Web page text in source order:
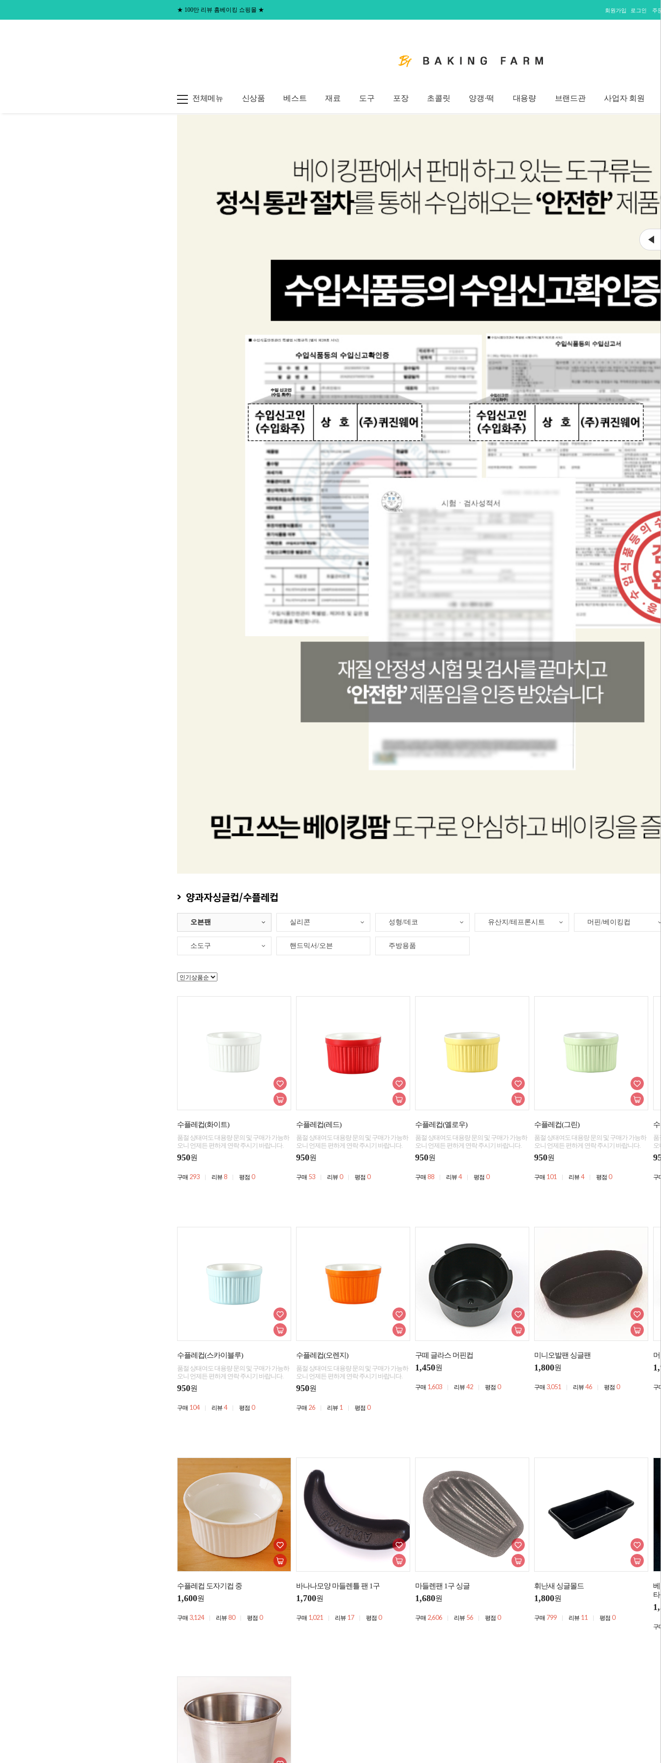
★ 100만 리뷰 홈베이킹 쇼핑몰 ★ 회원가입 로그인 주
전체메뉴 신상품 베스트 재료 도구 포장 초콜릿 양갱·떡 대용량 브랜드관 사업자 회원
양과자싱글컵/수플레컵
오븐팬 실리콘 성형/데코 유산지/테프론시트 머핀/베이킹컵
소도구 핸드믹서/오븐 주방용품
수플레컵(화이트)
품절 상태여도 대용량 문의 및 구매가 가능하
오니 언제든 편하게 연락 주시기 바랍니다.
950원
구매 293 리뷰 8 평점 0
수플레컵(레드)
품절 상태여도 대용량 문의 및 구매가 가능하
오니 언제든 편하게 연락 주시기 바랍니다.
950원
구매 53 리뷰 0 평점 0
수플레컵(옐로우)
품절 상태여도 대용량 문의 및 구매가 가능하
오니 언제든 편하게 연락 주시기 바랍니다.
950원
구매 88 리뷰 4 평점 0
수플레컵(그린)
품절 상태여도 대용량 문의 및 구매가 가능하
오니 언제든 편하게 연락 주시기 바랍니다.
950원
구매 101 리뷰 4 평점 0
품
오
구
수플레컵(스카이블루)
품절 상태여도 대용량 문의 및 구매가 가능하
오니 언제든 편하게 연락 주시기 바랍니다.
950원
구매 104 리뷰 4 평점 0
수플레컵(오렌지)
품절 상태여도 대용량 문의 및 구매가 가능하
오니 언제든 편하게 연락 주시기 바랍니다.
950원
구매 26 리뷰 1 평점 0
구떼 글라스 머핀컵
1,450원
구매 1,603 리뷰 42 평점 0
미니오발팬 싱글팬
1,800원
구매 3,051 리뷰 46 평점 0 구
수플레컵 도자기컵 중
1,600원
구매 3,124 리뷰 80 평점 0
바나나모양 마들렌틀 팬 1구
1,700원
구매 1,021 리뷰 17 평점 0
마들렌팬 1구 싱글
1,680원
구매 2,606 리뷰 56 평점 0
휘난새 싱글몰드
1,800원
구매 799 리뷰 11 평점 0
구